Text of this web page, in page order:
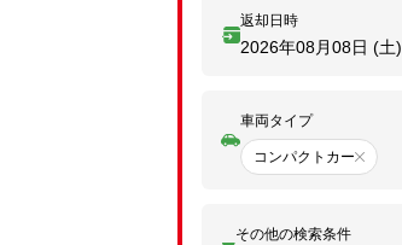
返却日時
2026年08月08日 (土)
車両タイプ
コンパクトカー
その他の検索条件